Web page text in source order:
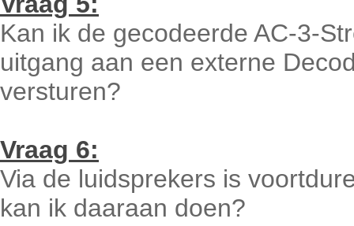
Kan ik de gecodeerde AC-3-
uitgang aan een externe
versturen?
Vraag 6:
Via de luidsprekers is
kan ik daaraan doen?